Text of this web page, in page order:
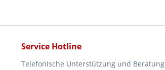
Service Hotline
Telefonische Unterstützung und Beratung